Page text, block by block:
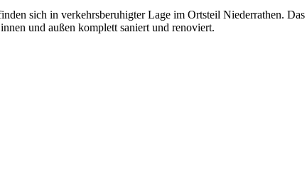
sich in verkehrsberuhigter Lage im Ortsteil Niederrathen. Das
und außen komplett saniert und renoviert.